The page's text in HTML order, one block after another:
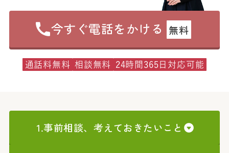
今すぐ電話をかける 無料
通話料無料 相談無料 24時間365日対応可能
1.事前相談、考えておきたいこと